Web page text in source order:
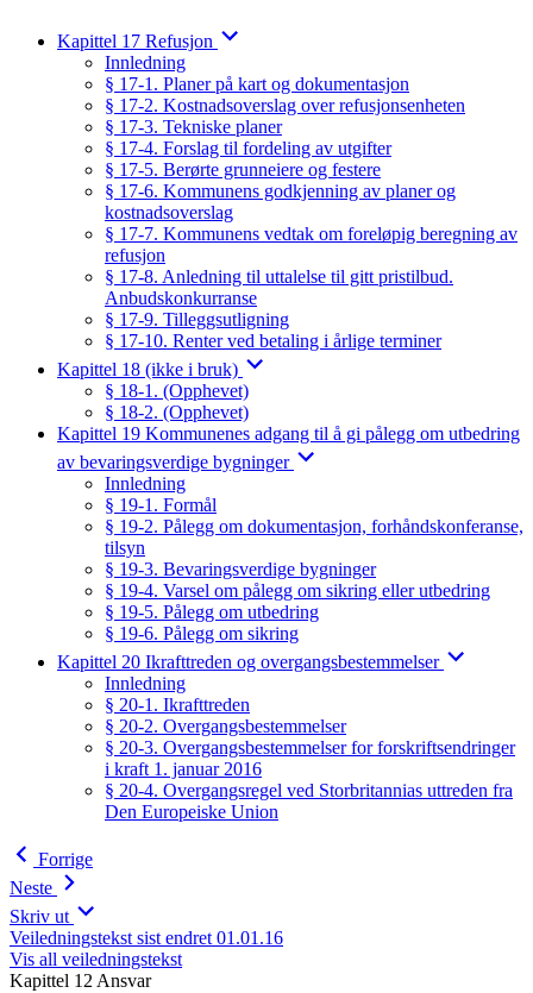
Kapittel 17 Refusjon
Innledning
§ 17-1. Planer på kart og dokumentasjon
§ 17-2. Kostnadsoverslag over refusjonsenheten
§ 17-3. Tekniske planer
§ 17-4. Forslag til fordeling av utgifter
§ 17-5. Berørte grunneiere og festere
§ 17-6. Kommunens godkjenning av planer og
kostnadsoverslag
§ 17-7. Kommunens vedtak om foreløpig beregning av
refusjon
§ 17-8. Anledning til uttalelse til gitt pristilbud.
Anbudskonkurranse
§ 17-9. Tilleggsutligning
§ 17-10. Renter ved betaling i årlige terminer
Kapittel 18 (ikke i bruk)
§ 18-1. (Opphevet)
§ 18-2. (Opphevet)
Kapittel 19 Kommunenes adgang til å gi pålegg om utbedring
av bevaringsverdige bygninger
Innledning
§ 19-1. Formål
§ 19-2. Pålegg om dokumentasjon, forhåndskonferanse,
tilsyn
§ 19-3. Bevaringsverdige bygninger
§ 19-4. Varsel om pålegg om sikring eller utbedring
§ 19-5. Pålegg om utbedring
§ 19-6. Pålegg om sikring
Kapittel 20 Ikrafttreden og overgangsbestemmelser
Innledning
§ 20-1. Ikrafttreden
§ 20-2. Overgangsbestemmelser
§ 20-3. Overgangsbestemmelser for forskriftsendringer
i kraft 1. januar 2016
§ 20-4. Overgangsregel ved Storbritannias uttreden fra
Den Europeiske Union
Forrige
Neste
Skriv ut
Veiledningstekst sist endret 01.01.16
Vis all veiledningstekst
Kapittel 12 Ansvar